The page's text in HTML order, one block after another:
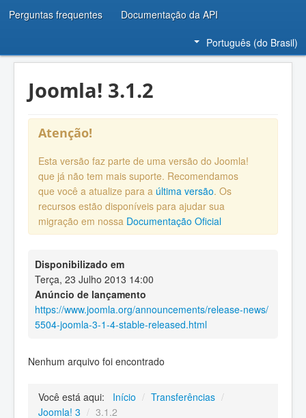
Perguntas frequentes Documentação da API
Português (do Brasil)
Joomla! 3.1.2
Atenção!
Esta versão faz parte de uma versão do Joomla!
que já não tem mais suporte. Recomendamos
que você a atualize para a última versão. Os
recursos estão disponíveis para ajudar sua
migração em nossa Documentação Oficial
Disponibilizado em
Terça, 23 Julho 2013 14:00
Anúncio de lançamento
https://www.joomla.org/announcements/release-news/
5504-joomla-3-1-4-stable-released.html
Nenhum arquivo foi encontrado
Você está aqui: Início / Transferências /
Joomla! 3 / 3.1.2